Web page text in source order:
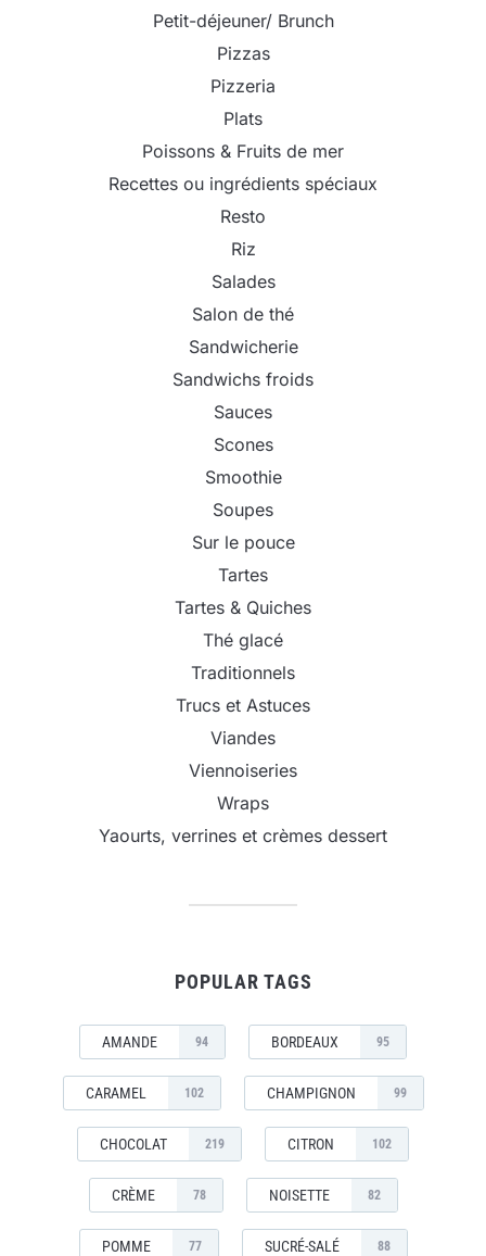
Petit-déjeuner/ Brunch
Pizzas
Pizzeria
Plats
Poissons & Fruits de mer
Recettes ou ingrédients spéciaux
Resto
Riz
Salades
Salon de thé
Sandwicherie
Sandwichs froids
Sauces
Scones
Smoothie
Soupes
Sur le pouce
Tartes
Tartes & Quiches
Thé glacé
Traditionnels
Trucs et Astuces
Viandes
Viennoiseries
Wraps
Yaourts, verrines et crèmes dessert
POPULAR TAGS
AMANDE 94 BORDEAUX 95
CARAMEL 102 CHAMPIGNON 99
CHOCOLAT 219 CITRON 102
CRÈME 78 NOISETTE 82
POMME 77 SUCRÉ-SALÉ 88